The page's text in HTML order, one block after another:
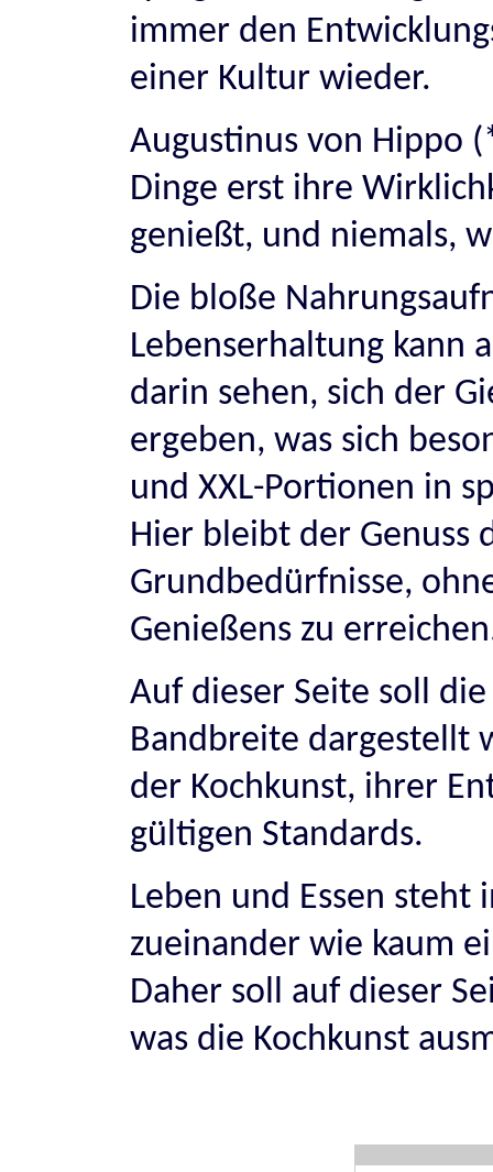
immer den
einer Kultur wieder.
Augustinus von Hippo
Dinge erst ihre
genießt, und niemals,
Die bloße
Lebenserhaltung kann
darin sehen, sich der
ergeben, was sich
und XXL-Portionen in
Hier bleibt der Genuss
Grundbedürfnisse,
Genießens zu
Auf dieser Seite soll
Bandbreite dargestellt
der Kochkunst, ihrer
gültigen Standards.
Leben und Essen steht
zueinander wie kaum
Daher soll auf dieser
was die Kochkunst